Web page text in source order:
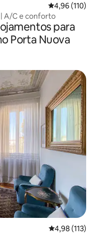
Classificação
4,96 (110)
A/C e conforto
para
Porta Nuova
Classificação
4,98 (113)